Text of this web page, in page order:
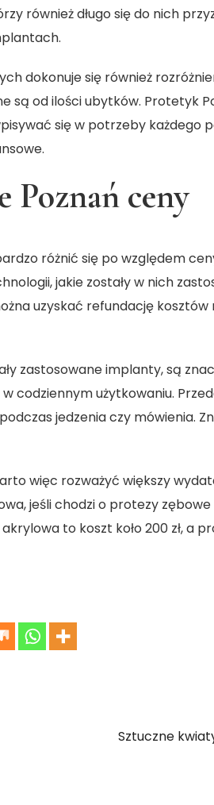
również długo się do nich
dokonuje się również
są od ilości ubytków. Protetyk
się w potrzeby każdego
Poznań ceny
różnić się po względem
jakie zostały w nich
uzyskać refundację
zastosowane implanty, są
codziennym użytkowaniu.
jedzenia czy mówienia.
więc rozważyć większy
jeśli chodzi o protezy zębowe
to koszt koło 200 zł, a
Sztuczne